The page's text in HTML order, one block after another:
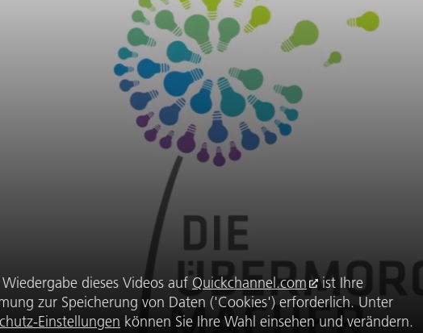
dieses Videos auf Quickchannel.com
ist Ihre
zur Speicherung von Daten ('Cookies') erforderlich. Unter
Einstellungen können Sie Ihre Wahl einsehen und verändern.